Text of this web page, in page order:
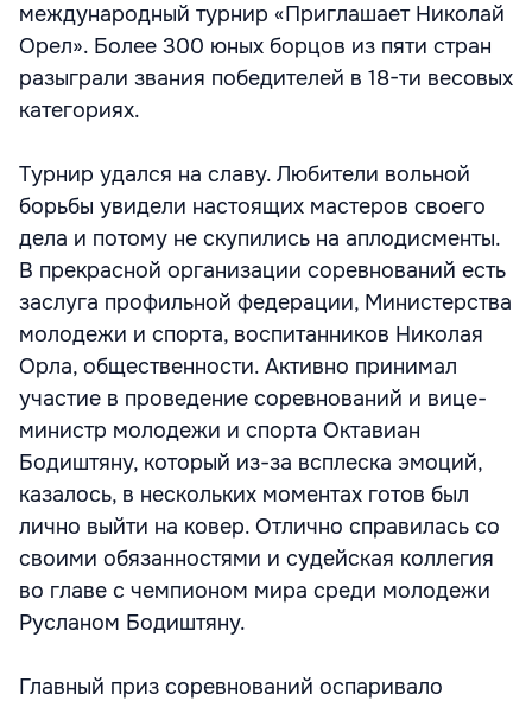
международный турнир «Приглашает Николай
Орел». Более 300 юных борцов из пяти стран
разыграли звания победителей в 18-ти весовых
категориях.
Турнир удался на славу. Любители вольной
борьбы увидели настоящих мастеров своего
дела и потому не скупились на аплодисменты.
В прекрасной организации соревнований есть
заслуга профильной федерации, Министерства
молодежи и спорта, воспитанников Николая
Орла, общественности. Активно принимал
участие в проведение соревнований и вице-
министр молодежи и спорта Октавиан
Бодиштяну, который из-за всплеска эмоций,
казалось, в нескольких моментах готов был
лично выйти на ковер. Отлично справилась со
своими обязанностями и судейская коллегия
во главе с чемпионом мира среди молодежи
Русланом Бодиштяну.
Главный приз соревнований оспаривало